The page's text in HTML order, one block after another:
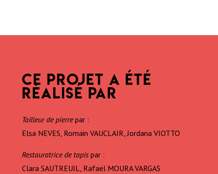
CE PROJET A ÉTÉ
RÉALISÉ PAR
Tailleur de pierrepar :
Elsa NEVES, Romain VAUCLAIR, Jordana VIOTTO
Restauratrice de tapispar :
Clara SAUTREUIL, Rafael MOURA VARGAS